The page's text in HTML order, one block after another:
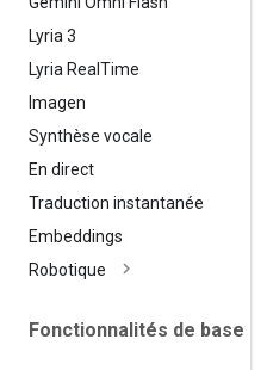
Lyria 3
Lyria Real Time
Imagen
Synthèse vocale
En direct
Traduction instantanée
Embeddings
Robotique
Fonctionnalités de base